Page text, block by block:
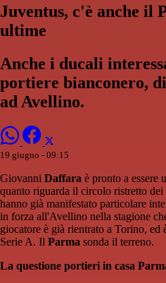
Juventus, c'è anche il
ultime
Anche i ducali
portiere bianconero,
ad Avellino.
19 giugno - 09:15
Giovanni Daffara è pronto a essere
quanto riguarda il circolo ristretto
hanno già manifestato particolare
in forza all'Avellino nella stagione
giocatore è già rientrato a Torino, ed
Serie A. Il Parma sonda il terreno.
La questione portieri in casa